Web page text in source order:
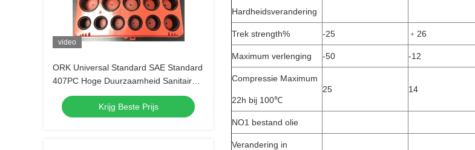
video
ORK Universal Standard SAE Standard
407PC Hoge Duurzaamheid Sanitair
Rubber O Ring Kit
Krijg Beste Prijs
Hardheidsverandering
Trek strength% -25 ﹢26
Maximum verlenging -50 -12
Compressie Maximum
22h bij 100℃
25 14
NO1 bestand olie
Verandering in